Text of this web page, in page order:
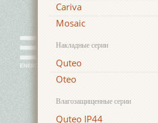
Cariva
Mosaic
Накладные серии
Quteo
Oteo
Влагозащищенные серии
Quteo IP44